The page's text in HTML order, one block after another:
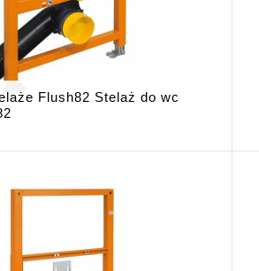
Flush82 Stelaż do wc